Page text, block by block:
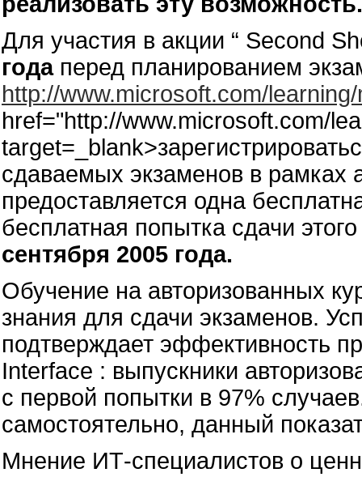
Для участия в акции “ Second
годаперед планированием
http://www.microsoft.com/
href="http://www.microsoft.com/
сдаваемых экзаменов в рамках
предоставляется одна
бесплатная попытка сдачи
сентября 2005 года.
Обучение на авторизованных
знания для сдачи экзаменов.
подтверждает эффективность
Interface : выпускники
с первой попытки в 97%
самостоятельно, данный
Мнение ИТ-специалистов о